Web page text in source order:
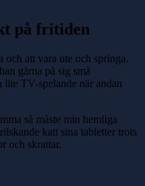
på fritiden
att vara ute och springa.
gärna på sig små
lite TV-spelande när andan
så måste min hemliga
katt sina tabletter trots
och skrattar.